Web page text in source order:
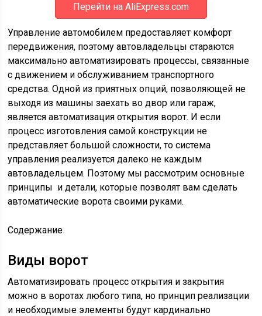
Перейти на AliExpress.com
Управление автомобилем предоставляет комфорт
передвижения, поэтому автовладельцы стараются
максимально автоматизировать процессы, связанные
с движением и обслуживанием транспортного
средства. Одной из приятных опций, позволяющей не
выходя из машины заехать во двор или гараж,
является автоматизация открытия ворот. И если
процесс изготовления самой конструкции не
представляет большой сложности, то система
управления реализуется далеко не каждым
автовладельцем. Поэтому мы рассмотрим основные
принципы и детали, которые позволят вам сделать
автоматические ворота своими руками.
Содержание
Виды ворот
Автоматизировать процесс открытия и закрытия
можно в воротах любого типа, но принцип реализации
и необходимые элементы будут кардинально